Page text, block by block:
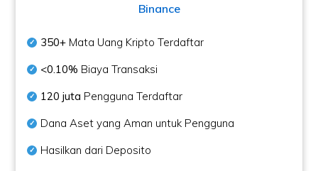
Binance
350+ Mata Uang Kripto Terdaftar
<0.10% Biaya Transaksi
120 juta Pengguna Terdaftar
Dana Aset yang Aman untuk Pengguna
Hasilkan dari Deposito